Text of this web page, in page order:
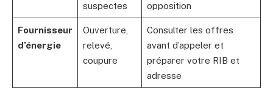
suspectes
opposition
Fournisseur
d’énergie
Ouverture,
relevé,
coupure
Consulter les offres
avant d’appeler et
préparer votre RIB et
adresse